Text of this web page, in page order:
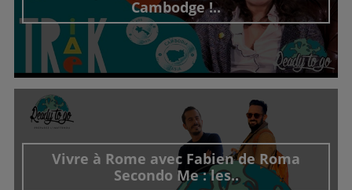
Cambodge !..
Découvrir cet interview
Vivre à Rome avec Fabien de Roma
Secondo Me : les..